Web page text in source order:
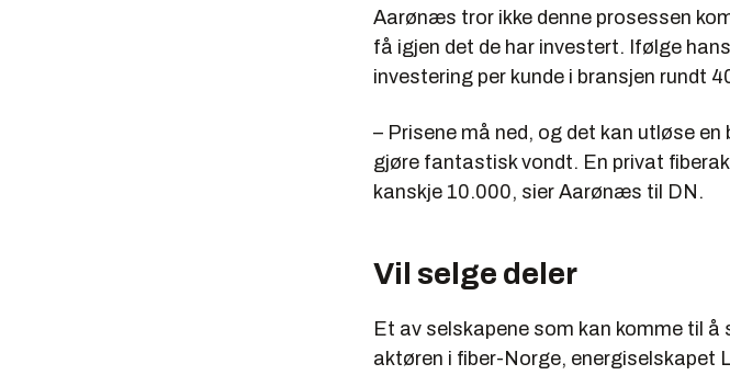
Aarønæs tror ikke denne prosessen
få igjen det de har investert. Ifølge
investering per kunde i bransjen rundt
– Prisene må ned, og det kan utløse
gjøre fantastisk vondt. En privat
kanskje 10.000, sier Aarønæs til DN.
Vil selge deler
Et av selskapene som kan komme til
aktøren i fiber-Norge, energiselskapet